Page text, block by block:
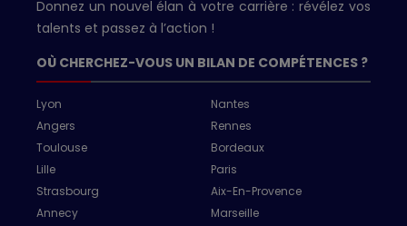
Donnez un nouvel élan à votre carrière : révélez vos
talents et passez à l’action !
OÙ CHERCHEZ-VOUS UN BILAN DE COMPÉTENCES ?
Lyon
Nantes
Angers
Rennes
Toulouse
Bordeaux
Lille
Paris
Strasbourg
Aix-En-Provence
Annecy
Marseille